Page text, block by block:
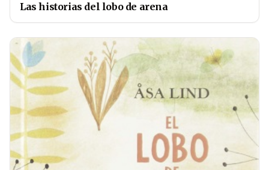
Las historias del lobo de arena